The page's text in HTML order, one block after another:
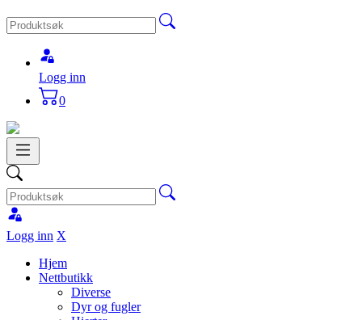
Logg inn
0
Logg inn X
Hjem
Nettbutikk
Diverse
Dyr og fugler